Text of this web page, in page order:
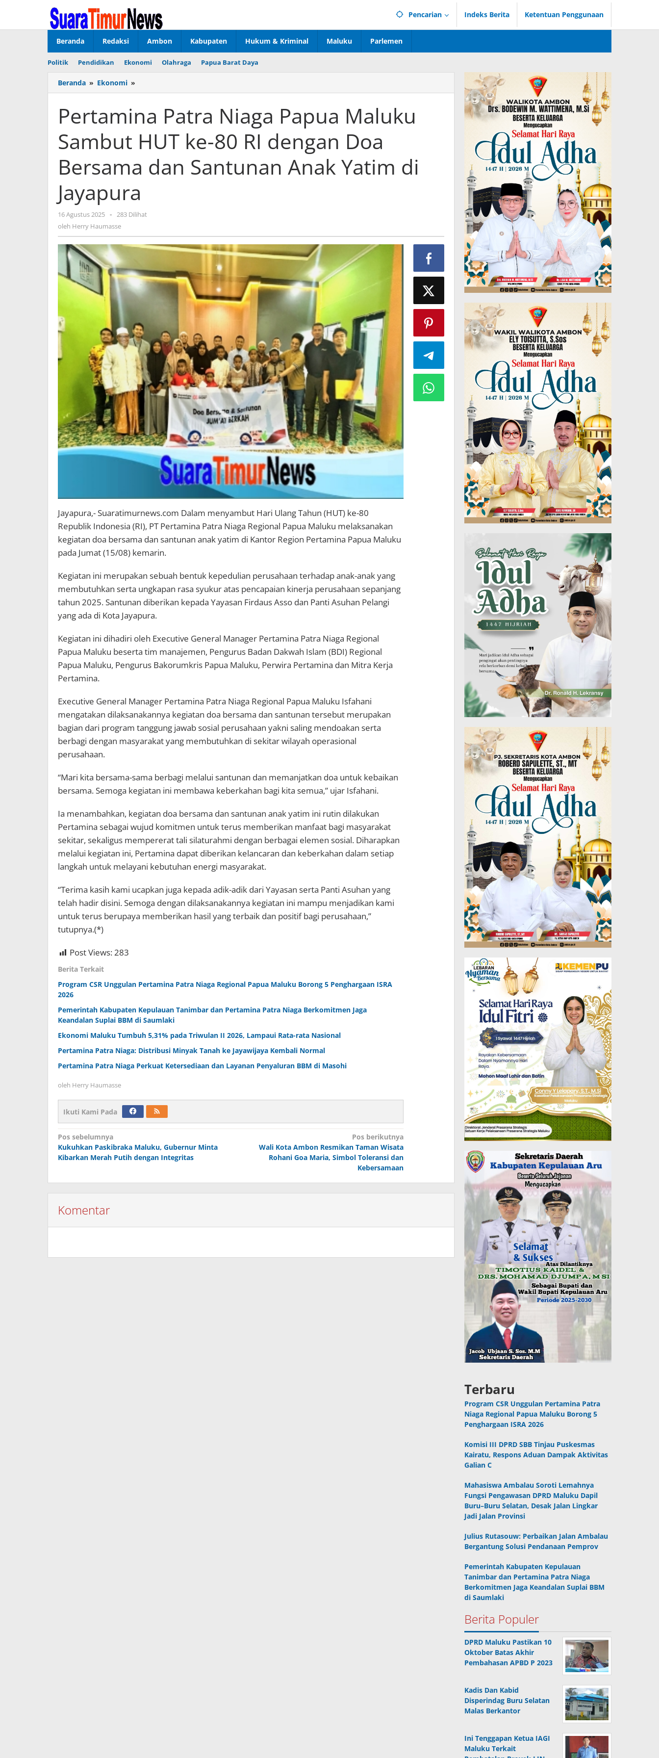
Pencarian Indeks Berita Ketentuan Penggunaan
Beranda Redaksi Ambon Kabupaten Hukum & Kriminal Maluku Parlemen
Politik Pendidikan Ekonomi Olahraga Papua Barat Daya
Beranda » Ekonomi »
Patra
Papua
Maluku
Sambut
HUT
80
RI
Doa
dan
Anak
Yatim
Jayapura
Pertamina Patra Niaga Papua Maluku
Sambut HUT ke-80 RI dengan Doa
Bersama dan Santunan Anak Yatim di
Jayapura
16 Agustus 2025 oleh
Herry
- 283 Dilihat
oleh Herry Haumasse
Jayapura,- Suaratimurnews.com Dalam menyambut Hari Ulang Tahun (HUT) ke-80
Republik Indonesia (RI), PT Pertamina Patra Niaga Regional Papua Maluku melaksanakan
kegiatan doa bersama dan santunan anak yatim di Kantor Region Pertamina Papua Maluku
pada Jumat (15/08) kemarin.
Kegiatan ini merupakan sebuah bentuk kepedulian perusahaan terhadap anak-anak yang
membutuhkan serta ungkapan rasa syukur atas pencapaian kinerja perusahaan sepanjang
tahun 2025. Santunan diberikan kepada Yayasan Firdaus Asso dan Panti Asuhan Pelangi
yang ada di Kota Jayapura.
Kegiatan ini dihadiri oleh Executive General Manager Pertamina Patra Niaga Regional
Papua Maluku beserta tim manajemen, Pengurus Badan Dakwah Islam (BDI) Regional
Papua Maluku, Pengurus Bakorumkris Papua Maluku, Perwira Pertamina dan Mitra Kerja
Pertamina.
Executive General Manager Pertamina Patra Niaga Regional Papua Maluku Isfahani
mengatakan dilaksanakannya kegiatan doa bersama dan santunan tersebut merupakan
bagian dari program tanggung jawab sosial perusahaan yakni saling mendoakan serta
berbagi dengan masyarakat yang membutuhkan di sekitar wilayah operasional
perusahaan.
“Mari kita bersama-sama berbagi melalui santunan dan memanjatkan doa untuk kebaikan
bersama. Semoga kegiatan ini membawa keberkahan bagi kita semua,” ujar Isfahani.
Ia menambahkan, kegiatan doa bersama dan santunan anak yatim ini rutin dilakukan
Pertamina sebagai wujud komitmen untuk terus memberikan manfaat bagi masyarakat
sekitar, sekaligus mempererat tali silaturahmi dengan berbagai elemen sosial. Diharapkan
melalui kegiatan ini, Pertamina dapat diberikan kelancaran dan keberkahan dalam setiap
langkah untuk melayani kebutuhan energi masyarakat.
“Terima kasih kami ucapkan juga kepada adik-adik dari Yayasan serta Panti Asuhan yang
telah hadir disini. Semoga dengan dilaksanakannya kegiatan ini mampu menjadikan kami
untuk terus berupaya memberikan hasil yang terbaik dan positif bagi perusahaan,”
tutupnya.(*)
Post Views:283
Berita Terkait
Program CSR Unggulan Pertamina Patra Niaga Regional Papua Maluku Borong 5 Penghargaan ISRA
2026
Pemerintah Kabupaten Kepulauan Tanimbar dan Pertamina Patra Niaga Berkomitmen Jaga
Keandalan Suplai BBM di Saumlaki
Ekonomi Maluku Tumbuh 5,31% pada Triwulan II 2026, Lampaui Rata-rata Nasional
Pertamina Patra Niaga: Distribusi Minyak Tanah ke Jayawijaya Kembali Normal
Pertamina Patra Niaga Perkuat Ketersediaan dan Layanan Penyaluran BBM di Masohi
oleh Herry Haumasse
Ikuti Kami Pada
Navigasi
pos
Pos sebelumnya
Kukuhkan Paskibraka Maluku, Gubernur Minta
Kibarkan Merah Putih dengan Integritas
Pos berikutnya
Wali Kota Ambon Resmikan Taman Wisata
Rohani Goa Maria, Simbol Toleransi dan
Kebersamaan
Komentar
Terbaru
Program CSR Unggulan Pertamina Patra
Niaga Regional Papua Maluku Borong 5
Penghargaan ISRA 2026
Komisi III DPRD SBB Tinjau Puskesmas
Kairatu, Respons Aduan Dampak Aktivitas
Galian C
Mahasiswa Ambalau Soroti Lemahnya
Fungsi Pengawasan DPRD Maluku Dapil
Buru–Buru Selatan, Desak Jalan Lingkar
Jadi Jalan Provinsi
Julius Rutasouw: Perbaikan Jalan Ambalau
Bergantung Solusi Pendanaan Pemprov
Pemerintah Kabupaten Kepulauan
Tanimbar dan Pertamina Patra Niaga
Berkomitmen Jaga Keandalan Suplai BBM
di Saumlaki
Berita Populer
DPRD Maluku Pastikan 10
Oktober Batas Akhir
Pembahasan APBD P 2023
Kadis Dan Kabid
Disperindag Buru Selatan
Malas Berkantor
Ini Tenggapan Ketua IAGI
Maluku Terkait